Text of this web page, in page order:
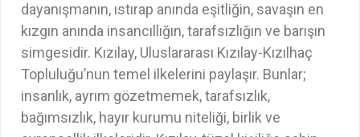
dayanışmanın, ıstırap anında eşitliğin, savaşın en
kızgın anında insancıllığın, tarafsızlığın ve barışın
simgesidir. Kızılay, Uluslararası Kızılay-Kızılhaç
Topluluğu’nun temel ilkelerini paylaşır. Bunlar;
insanlık, ayrım gözetmemek, tarafsızlık,
bağımsızlık, hayır kurumu niteliği, birlik ve